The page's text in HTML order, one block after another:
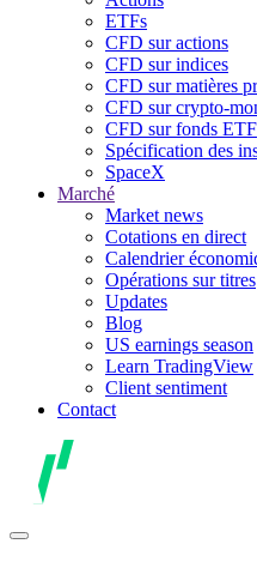
ETFs
CFD sur actions
CFD sur indices
CFD sur matières
CFD sur crypto-
CFD sur fonds ETF
Spécification des
SpaceX
Marché
Market news
Cotations en direct
Calendrier
Opérations sur titres
Updates
Blog
US earnings season
Learn TradingView
Client sentiment
Contact